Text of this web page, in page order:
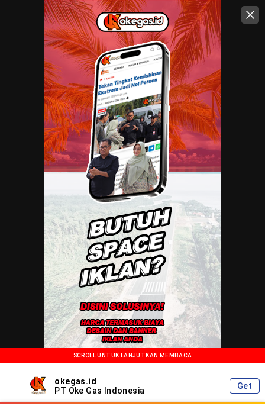
SCROLL UNTUK LANJUTKAN MEMBACA
okegas.id
PT Oke Gas Indonesia
Get